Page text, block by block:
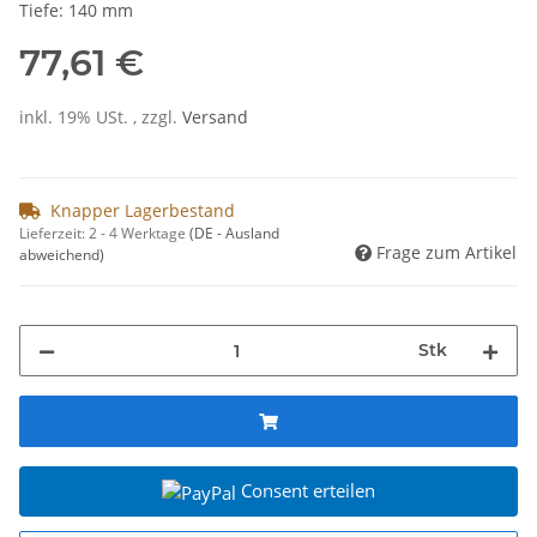
Tiefe: 140 mm
77,61 €
inkl. 19% USt. , zzgl. Versand
Knapper Lagerbestand
Lieferzeit:2 - 4 Werktage (DE - Ausland
abweichend)
Frage zum Artikel
Stk
Consent erteilen